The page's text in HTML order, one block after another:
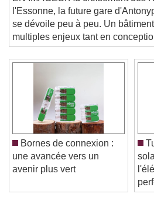
EN IMAGES. Au croisement des
l'Essonne, la future gare
se dévoile peu à peu. Un
multiples enjeux tant en
Bornes de connexion :
une avancée vers un